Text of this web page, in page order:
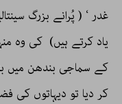
غدر ‘ ( پُرانے بزرگ
یاد کرتے ہیں) کی وہ
کے سماجی بندھن میں
کر دیا تو دیہاتوں کی